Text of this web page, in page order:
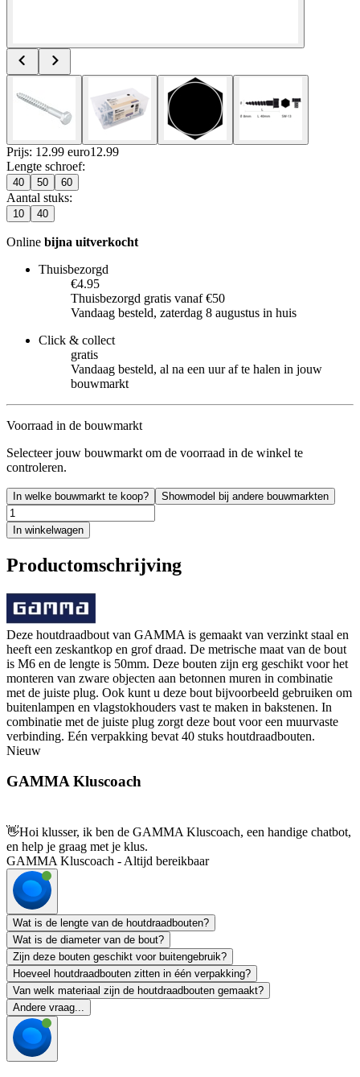
Prijs: 12.99 euro12.99
Lengte schroef:
40 50 60
Aantal stuks:
10 40
Online bijna uitverkocht
Thuisbezorgd
€4.95
Thuisbezorgd gratis vanaf €50
Vandaag besteld, zaterdag 8 augustus in huis
Click & collect
gratis
Vandaag besteld, al na een uur af te halen in jouw
bouwmarkt
Voorraad in de bouwmarkt
Selecteer jouw bouwmarkt om de voorraad in de winkel te
controleren.
In welke bouwmarkt te koop? Showmodel bij andere bouwmarkten
In winkelwagen
Productomschrijving
Deze houtdraadbout van GAMMA is gemaakt van verzinkt staal en
heeft een zeskantkop en grof draad. De metrische maat van de bout
is M6 en de lengte is 50mm. Deze bouten zijn erg geschikt voor het
monteren van zware objecten aan betonnen muren in combinatie
met de juiste plug. Ook kunt u deze bout bijvoorbeeld gebruiken om
buitenlampen en vlagstokhouders vast te maken in bakstenen. In
combinatie met de juiste plug zorgt deze bout voor een muurvaste
verbinding. Eén verpakking bevat 40 stuks houtdraadbouten.
Nieuw
GAMMA Kluscoach
👋Hoi klusser, ik ben de GAMMA Kluscoach, een handige chatbot,
en help je graag met je klus.
GAMMA Kluscoach - Altijd bereikbaar
Wat is de lengte van de houtdraadbouten?
Wat is de diameter van de bout?
Zijn deze bouten geschikt voor buitengebruik?
Hoeveel houtdraadbouten zitten in één verpakking?
Van welk materiaal zijn de houtdraadbouten gemaakt?
Andere vraag...